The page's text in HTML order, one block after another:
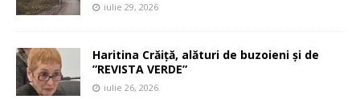
iulie 29, 2026
Haritina Crăiță, alături de buzoieni și de
”REVISTA VERDE”
iulie 26, 2026